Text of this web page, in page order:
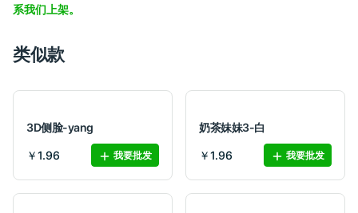
系我们上架。
类似款
3D侧脸-yang
￥1.96 我要批发
奶茶妹妹3-白
￥1.96 我要批发